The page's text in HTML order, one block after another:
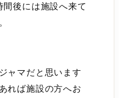
後には施設へ来て
ャマだと思います
れば施設の方へお